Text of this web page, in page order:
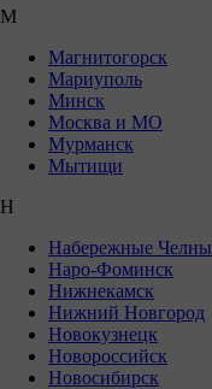
М
Магнитогорск
Мариуполь
Минск
Москва и МО
Мурманск
Мытищи
Н
Набережные Челны
Наро-Фоминск
Нижнекамск
Нижний Новгород
Новокузнецк
Новороссийск
Новосибирск